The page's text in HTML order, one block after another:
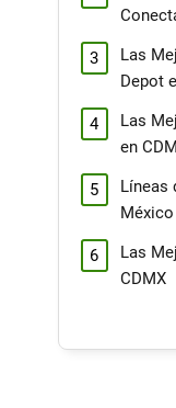
Las
Depot
Las
en
Líneas
Las
CDMX